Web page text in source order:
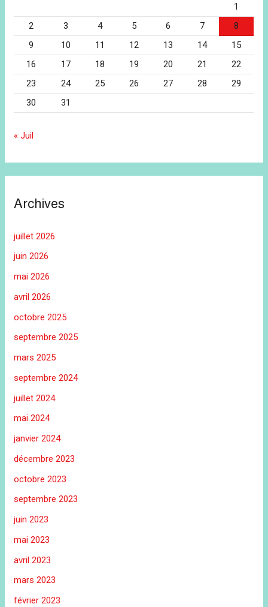
1
2
3 4 5 6 7
8
9
10 11 12 13 14
15
16
17 18 19 20 21
22
23
24 25 26 27 28
29
30
31
« Juil
Archives
juillet 2026
juin 2026
mai 2026
avril 2026
octobre 2025
septembre 2025
mars 2025
septembre 2024
juillet 2024
mai 2024
janvier 2024
décembre 2023
octobre 2023
septembre 2023
juin 2023
mai 2023
avril 2023
mars 2023
février 2023